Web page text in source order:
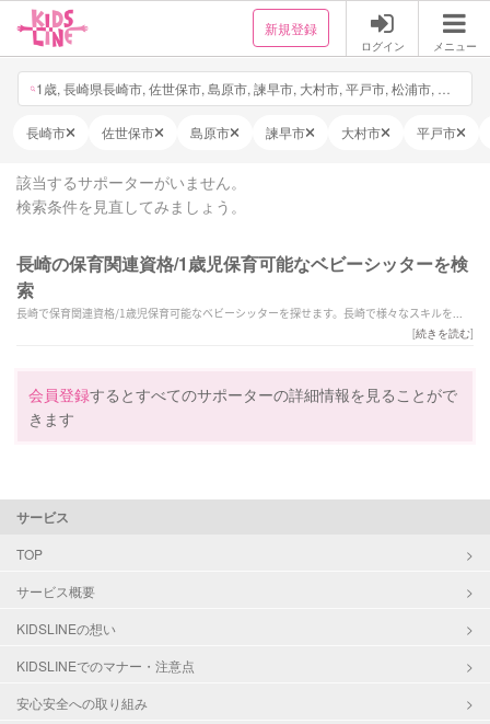
新規登録
ログイン メニュー
長崎市 佐世保市 島原市 諫早市 大村市 平戸市
該当するサポーターがいません。
検索条件を見直してみましょう。
長崎の保育関連資格/1歳児保育可能なベビーシッターを検
索
長崎で保育関連資格/1歳児保育可能なベビーシッターを探せます。長崎で様々なスキルを持
[続きを読む]
会員登録するとすべてのサポーターの詳細情報を見ることがで
きます
サービス
TOP
サービス概要
KIDSLINEの想い
KIDSLINEでのマナー・注意点
安心安全への取り組み